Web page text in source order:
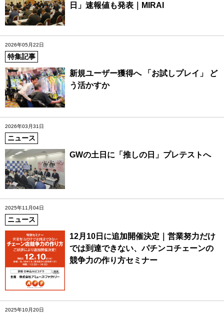
日」速報値も発表｜MIRAI
2026年05月22日
特集記事
新規ユーザー獲得へ 「お試しプレイ」 ど
う活かすか
2026年03月31日
ニュース
GWの土日に「推しの日」プレテストへ
2025年11月04日
ニュース
12月10日に追加開催決定｜営業努力だけ
では到達できない、パチンコチェーンの
競争力の作り方セミナー
2025年10月20日